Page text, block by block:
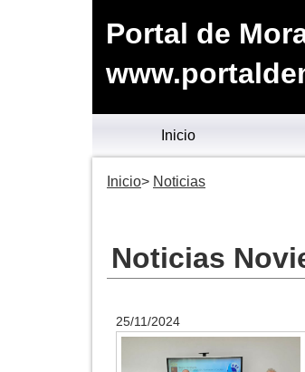
Portal de
Inicio
Inicio Noticias
Noticias
25/11/2024